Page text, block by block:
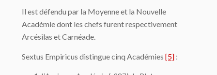
Il est défendu par la Moyenne et la Nouvelle
Académie dont les chefs furent respectivement
Arcésilas et Carnéade.
Sextus Empiricus distingue cinq Académies [5] :